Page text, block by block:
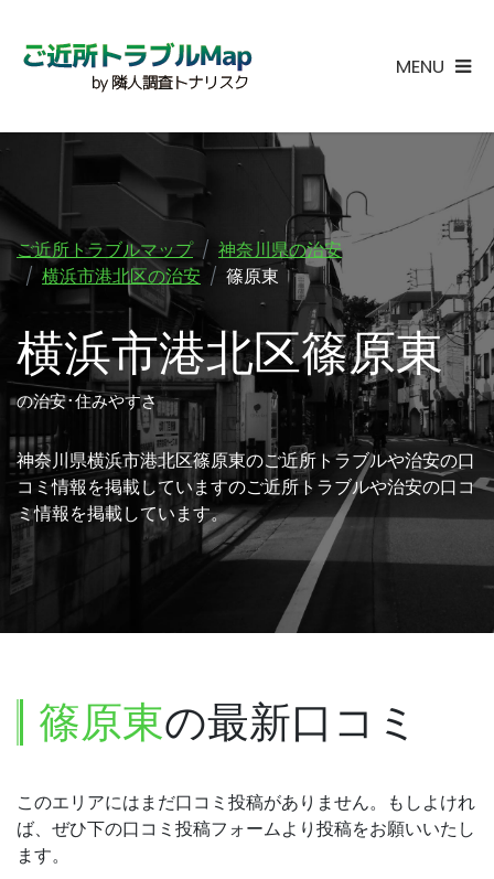
MENU
ご近所トラブルマップ
神奈川県の治安
横浜市港北区の治安
篠原東
横浜市港北区篠原東
の治安･住みやすさ
神奈川県横浜市港北区篠原東のご近所トラブルや治安の口
コミ情報を掲載していますのご近所トラブルや治安の口コ
ミ情報を掲載しています。
篠原東の最新口コミ
このエリアにはまだ口コミ投稿がありません。もしよけれ
ば、ぜひ下の口コミ投稿フォームより投稿をお願いいたし
ます。